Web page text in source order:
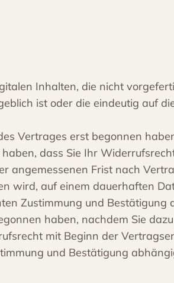
Inhalten, die nicht
ist oder die eindeutig auf
Vertrages erst begonnen
dass Sie Ihr
Frist nach
wird, auf einem dauerhaften
Zustimmung und
haben, nachdem Sie
mit Beginn der
und Bestätigung